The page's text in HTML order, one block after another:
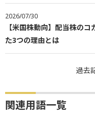
2026/07/30
【米国株動向】配当株の
た3つの理由とは
過去
関連用語一覧